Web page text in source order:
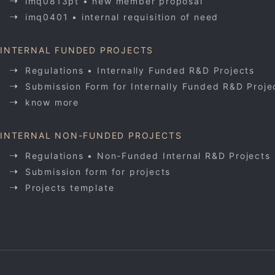
imq0401 • internal requisition of need
INTERNAL FUNDED PROJECTS
Regulations • Internally Funded R&D Projects
Submission Form for Internally Funded R&D
know more
INTERNAL NON-FUNDED PROJECTS
Regulations • Non-Funded Internal R&D Projects
Submission form for projects
Projects template